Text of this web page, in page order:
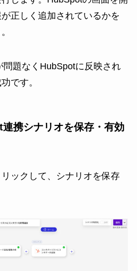
正しく追加されているかを
問題なくHubSpotに反映され
です。
携シナリオを保存・有効
ックして、シナリオを保存